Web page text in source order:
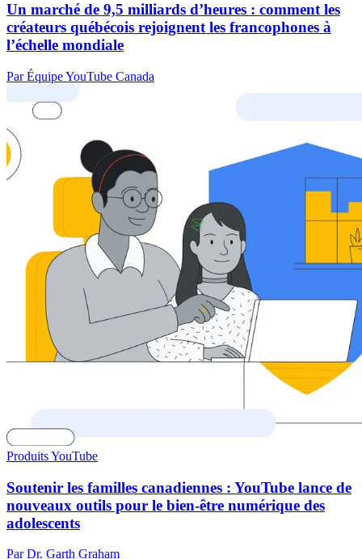
Un marché de 9,5 milliards d’heures : comment les
créateurs québécois rejoignent les francophones à
l’échelle mondiale
Par Équipe YouTube Canada
Produits YouTube
Soutenir les familles canadiennes : YouTube lance de
nouveaux outils pour le bien-être numérique des
adolescents
Par Dr. Garth Graham